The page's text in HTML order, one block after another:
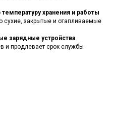
хранения и работы
сухие, закрытые и отапливаемые
зарядные устройства
и продлевает срок службы